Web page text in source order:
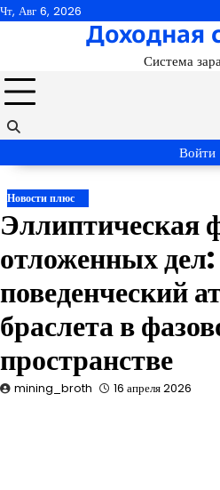
Перейти
Чт, Авг 6, 2026
Доходная
Система
Войти
Новости плюс
Эллиптическая
отложенных дел:
поведенческий
браслета в
пространстве
mining_broth 16 апреля 2026